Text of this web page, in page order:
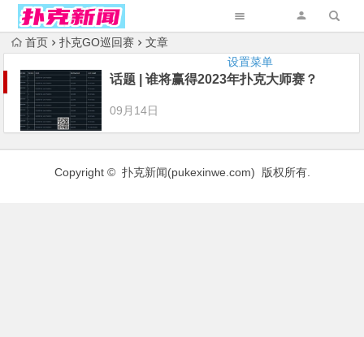
设置菜单
首页 扑克GO巡回赛 文章
话题 | 谁将赢得2023年扑克大师赛？
09月14日
Copyright © 扑克新闻(pukexinwe.com) 版权所有.